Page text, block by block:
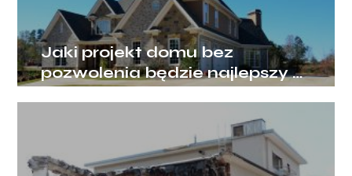
Jaki projekt domu bez
pozwolenia będzie najlepszy –
gotowy czy na zamówienie?